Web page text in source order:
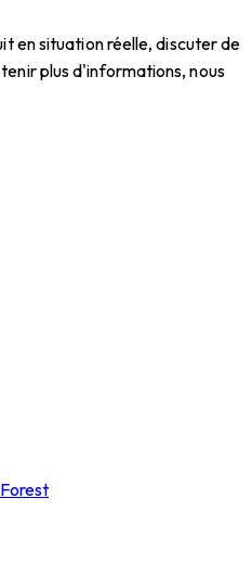
en situation réelle, discuter de
plus d'informations, nous